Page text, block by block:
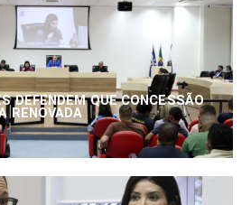
DEFENDEM QUE CONCESSÃO
RENOVADA